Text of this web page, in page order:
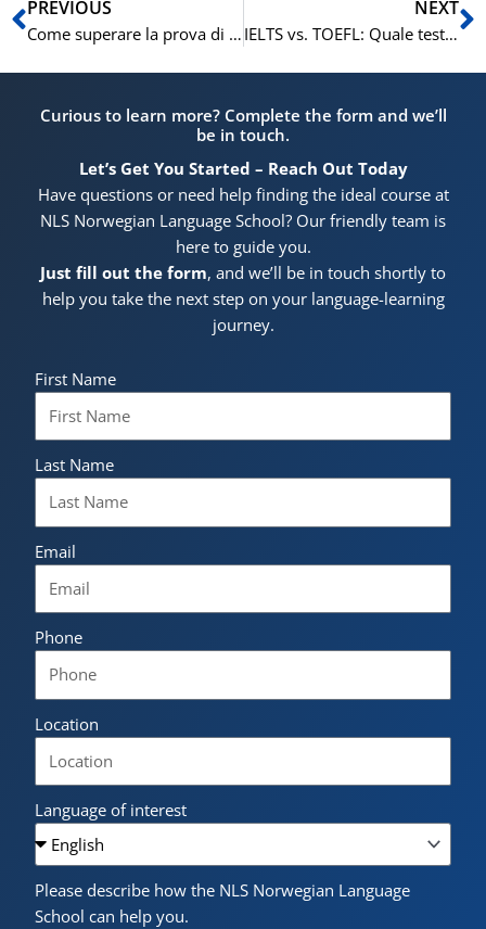
PREVIOUS
Come superare la prova di scrittura del Norskprøven B1 e B2: consigli, strategie e percorsi di successo
NEXT
IELTS vs. TOEFL: Quale test è più adatto a te?
Curious to learn more? Complete the form and we’ll
be in touch.
Let’s Get You Started – Reach Out Today
Have questions or need help finding the ideal course at
NLS Norwegian Language School? Our friendly team is
here to guide you.
Just fill out the form, and we’ll be in touch shortly to
help you take the next step on your language-learning
journey.
First Name
Last Name
Email
Phone
Location
Language of interest
Please describe how the NLS Norwegian Language
School can help you.